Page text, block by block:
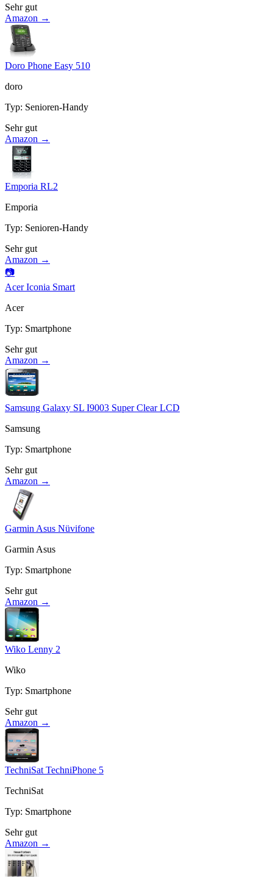
Sehr gut
Amazon →
Doro Phone Easy 510
doro
Typ: Senioren-Handy
Sehr gut
Amazon →
Emporia RL2
Emporia
Typ: Senioren-Handy
Sehr gut
Amazon →
📷
Acer Iconia Smart
Acer
Typ: Smartphone
Sehr gut
Amazon →
Samsung Galaxy SL I9003 Super Clear LCD
Samsung
Typ: Smartphone
Sehr gut
Amazon →
Garmin Asus Nüvifone
Garmin Asus
Typ: Smartphone
Sehr gut
Amazon →
Wiko Lenny 2
Wiko
Typ: Smartphone
Sehr gut
Amazon →
TechniSat TechniPhone 5
TechniSat
Typ: Smartphone
Sehr gut
Amazon →